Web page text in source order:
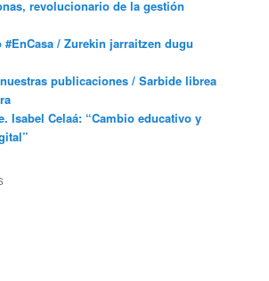
revolucionario de la gestión
/ Zurekin jarraitzen dugu
publicaciones / Sarbide librea
Isabel Celaá: “Cambio educativo y